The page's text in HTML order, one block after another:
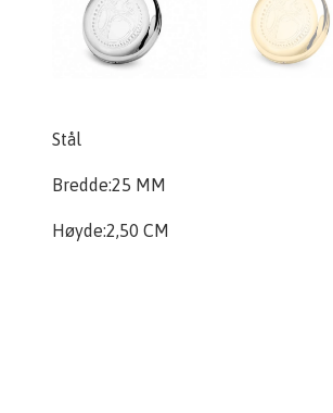
Stål
Bredde:25 MM
Høyde:2,50 CM